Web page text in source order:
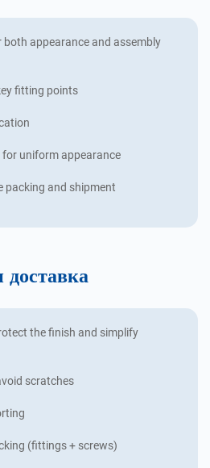
appearance and assembly
fitting points
uniform appearance
packing and shipment
the finish and simplify
scratches
(fittings + screws)